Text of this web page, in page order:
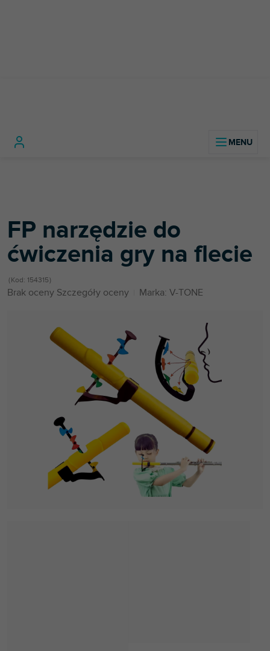
FP narzędzie do
ćwiczenia gry na flecie
Kod: 154315
Średnia
Brak oceny Szczegóły oceny Marka: V-TONE